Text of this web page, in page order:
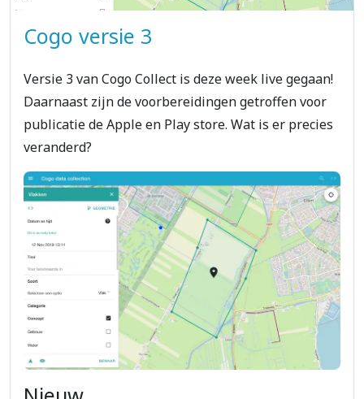
Cogo versie 3
Versie 3 van Cogo Collect is deze week live gegaan!
Daarnaast zijn de voorbereidingen getroffen voor
publicatie de Apple en Play store. Wat is er precies
veranderd?